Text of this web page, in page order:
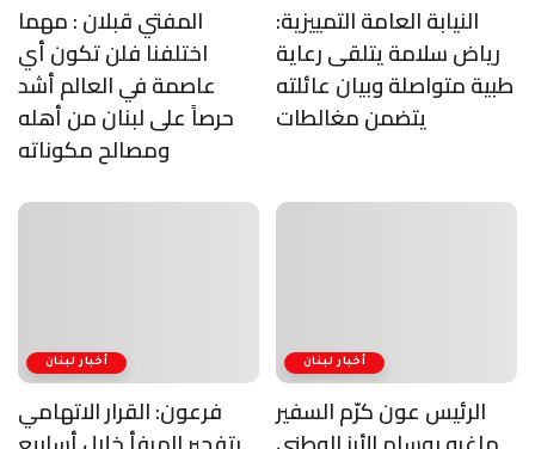
المفتي قبلان : مهما
اختلفنا فلن تكون أي
عاصمة في العالم أشد
حرصاً على لبنان من أهله
ومصالح مكوناته
النيابة العامة التمييزية:
رياض سلامة يتلقى رعاية
طبية متواصلة وبيان عائلته
يتضمن مغالطات
أخبار لبنان
فرعون: القرار الاتهامي
أخبار لبنان
الرئيس عون كرّم السفير